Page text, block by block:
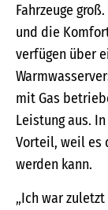
Fahrzeuge
und die
verfügen über
mit Gas
Leistung aus.
Vorteil, weil es
werden kann.
„Ich war